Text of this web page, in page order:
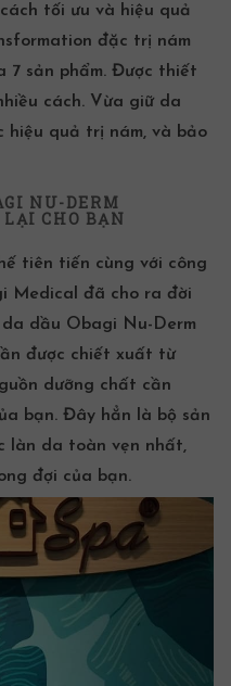
cách tối ưu và hiệu quả
đặc trị nám
7 sản phẩm. Được thiết
cách. Vừa giữ da
hiệu quả trị nám, và bảo
NU-DERM
CHO BẠN
tiên tiến cùng với công
Medical đã cho ra đời
dầu Obagi Nu-Derm
được chiết xuất từ
dưỡng chất cần
bạn. Đây hẳn là bộ sản
làn da toàn vẹn nhất,
đợi của bạn.